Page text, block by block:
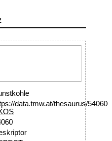
data.tmw.at/thesaurus/54060